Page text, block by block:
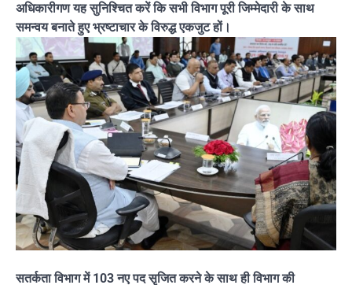
अधिकारीगण यह सुनिश्चित करें कि सभी विभाग पूरी जिम्मेदारी के साथ
समन्वय बनाते हुए भ्रष्टाचार के विरुद्ध एकजुट हों।
सतर्कता विभाग में 103 नए पद सृजित करने के साथ ही विभाग की